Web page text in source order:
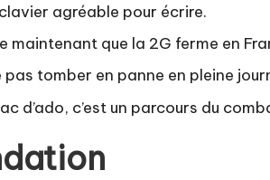
agréable pour écrire.
maintenant que la 2G ferme en
pas tomber en panne en pleine
d’ado, c’est un parcours du